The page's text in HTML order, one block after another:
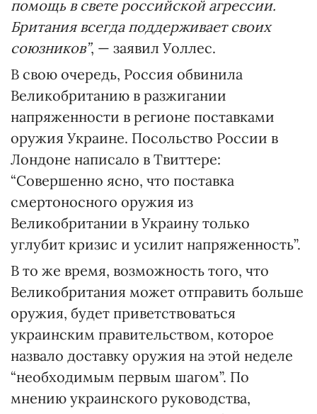
помощь в свете российской агрессии.
Британия всегда поддерживает своих
союзников”, — заявил Уоллес.
В свою очередь, Россия обвинила
Великобританию в разжигании
напряженности в регионе поставками
оружия Украине. Посольство России в
Лондоне написало в Твиттере:
“Совершенно ясно, что поставка
смертоносного оружия из
Великобритании в Украину только
углубит кризис и усилит напряженность”.
В то же время, возможность того, что
Великобритания может отправить больше
оружия, будет приветствоваться
украинским правительством, которое
назвало доставку оружия на этой неделе
“необходимым первым шагом”. По
мнению украинского руководства,